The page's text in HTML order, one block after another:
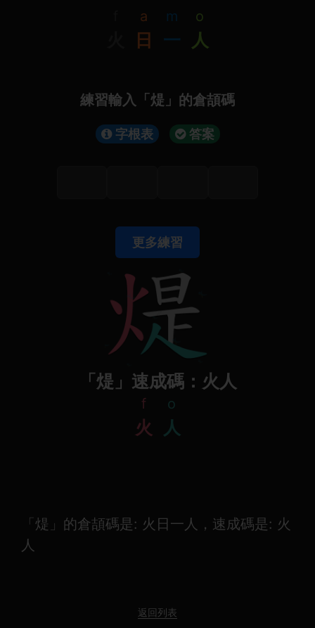
a
日
m
一
o
人
練習輸入「煶」的倉頡碼
字根表 答案
更多練習
「煶」速成碼：火人
f
火
o
人
「煶」的倉頡碼是: 火日一人，速成碼是: 火
人
返回列表